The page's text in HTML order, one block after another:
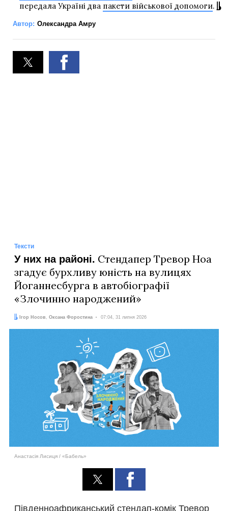
передала Україні два пакети військової допомоги.
Автор: Олександра Амру